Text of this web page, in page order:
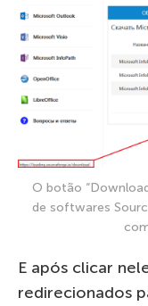
O botão
de softwares
E após clicar
redirecionados